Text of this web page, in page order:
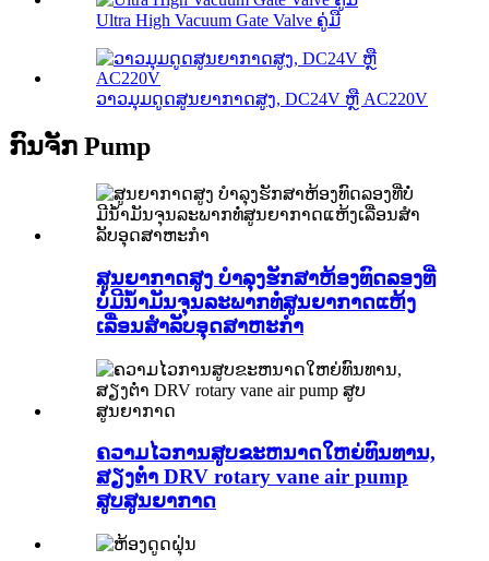
Ultra High Vacuum Gate Valve ຄູ່ມື
ວາວມຸມດູດສູນຍາກາດສູງ, DC24V ຫຼື AC220V
ກົນຈັກ Pump
ສູນຍາກາດສູງ ບໍາລຸງຮັກສາຫ້ອງທົດລອງທີ່
ບໍ່ມີນ້ໍາມັນຈຸນລະພາກທໍ່ສູນຍາກາດແຫ້ງ
ເລື່ອນສໍາລັບອຸດສາຫະກໍາ
ຄວາມໄວການສູບຂະຫນາດໃຫຍ່ທົນທານ,
ສຽງຕ່ໍາ DRV rotary vane air pump
ສູບສູນຍາກາດ